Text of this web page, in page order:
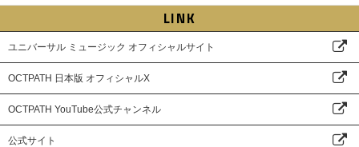
LINK
ユニバーサル ミュージック オフィシャルサイト
OCTPATH 日本版 オフィシャルX
OCTPATH YouTube公式チャンネル
公式サイト